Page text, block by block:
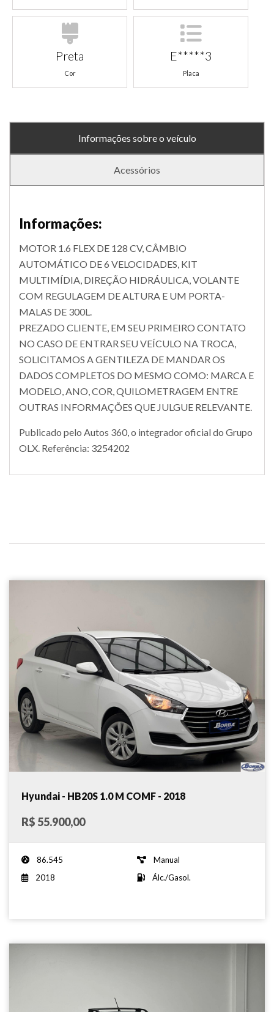
Preta
Cor
E*****3
Placa
Informações sobre o veículo
Acessórios
Informações:
MOTOR 1.6 FLEX DE 128 CV, CÂMBIO
AUTOMÁTICO DE 6 VELOCIDADES, KIT
MULTIMÍDIA, DIREÇÃO HIDRÁULICA, VOLANTE
COM REGULAGEM DE ALTURA E UM PORTA-
MALAS DE 300L.
PREZADO CLIENTE, EM SEU PRIMEIRO CONTATO
NO CASO DE ENTRAR SEU VEÍCULO NA TROCA,
SOLICITAMOS A GENTILEZA DE MANDAR OS
DADOS COMPLETOS DO MESMO COMO: MARCA E
MODELO, ANO, COR, QUILOMETRAGEM ENTRE
OUTRAS INFORMAÇÕES QUE JULGUE RELEVANTE.
Publicado pelo Autos 360, o integrador oficial do Grupo
OLX. Referência: 3254202
Hyundai - HB20S 1.0 M COMF - 2018
R$ 55.900,00
86.545
Manual
2018
Álc./Gasol.